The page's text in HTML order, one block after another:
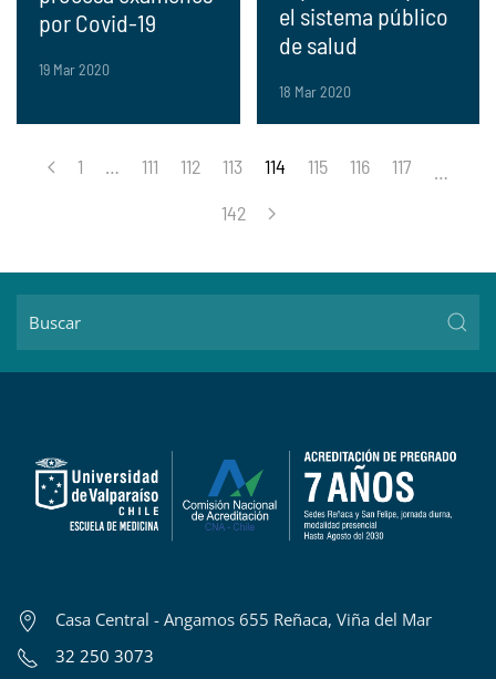
por Covid-19
19 Mar 2020
el sistema público
de salud
18 Mar 2020
1 … 111 112 113 114 115 116 117
…
142
Casa Central - Angamos 655 Reñaca, Viña del Mar
32 250 3073